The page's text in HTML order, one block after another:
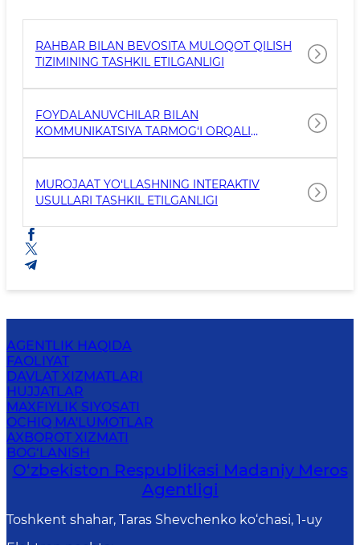
RAHBAR BILAN BEVOSITA MULOQOT QILISH
TIZIMINING TASHKIL ETILGANLIGI
FOYDALANUVCHILAR BILAN
KOMMUNIKATSIYA TARMOG‘I ORQALI
QO‘YILGANLIGI
MUROJAAT YO‘LLASHNING INTERAKTIV
USULLARI TASHKIL ETILGANLIGI
AGENTLIK HAQIDA
FAOLIYAT
DAVLAT XIZMATLARI
HUJJATLAR
MAXFIYLIK SIYOSATI
OCHIQ MA'LUMOTLAR
AXBOROT XIZMATI
BOG‘LANISH
O‘zbekiston Respublikasi Madaniy Meros
Agentligi
Toshkent shahar, Taras Shevchenko ko‘chasi, 1-uy